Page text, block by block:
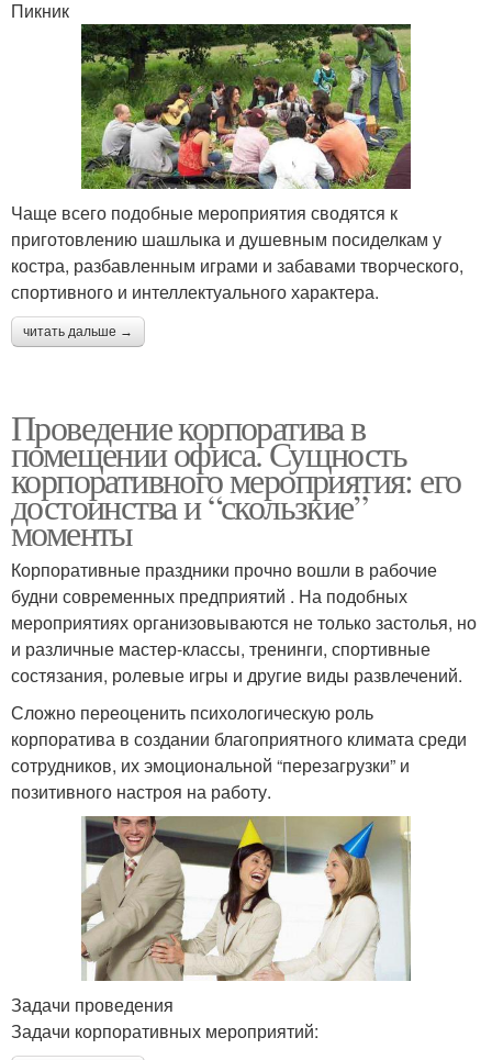
Пикник
Чаще всего подобные мероприятия сводятся к
приготовлению шашлыка и душевным посиделкам у
костра, разбавленным играми и забавами творческого,
спортивного и интеллектуального характера.
читать дальше →
Проведение корпоратива в
помещении офиса. Сущность
корпоративного мероприятия: его
достоинства и “скользкие”
моменты
Корпоративные праздники прочно вошли в рабочие
будни современных предприятий . На подобных
мероприятиях организовываются не только застолья, но
и различные мастер-классы, тренинги, спортивные
состязания, ролевые игры и другие виды развлечений.
Сложно переоценить психологическую роль
корпоратива в создании благоприятного климата среди
сотрудников, их эмоциональной “перезагрузки” и
позитивного настроя на работу.
Задачи проведения
Задачи корпоративных мероприятий: